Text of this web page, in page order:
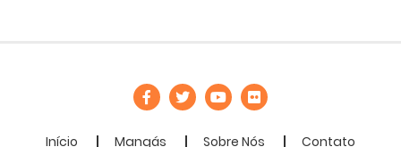
Início Mangás Sobre Nós Contato